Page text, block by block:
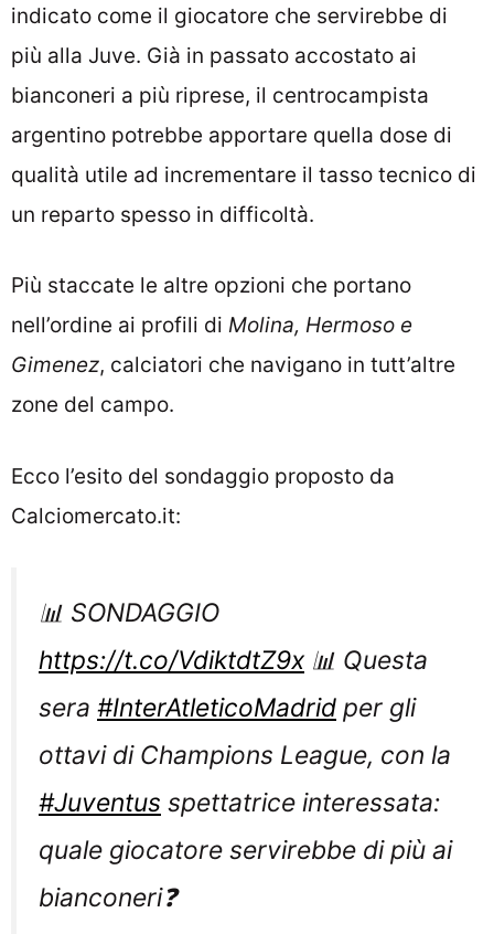
indicato come il giocatore che servirebbe di
più alla Juve. Già in passato accostato ai
bianconeri a più riprese, il centrocampista
argentino potrebbe apportare quella dose di
qualità utile ad incrementare il tasso tecnico di
un reparto spesso in difficoltà.
Più staccate le altre opzioni che portano
nell’ordine ai profili di Molina, Hermoso e
Gimenez, calciatori che navigano in tutt’altre
zone del campo.
Ecco l’esito del sondaggio proposto da
Calciomercato.it:
📊 SONDAGGIO
https://t.co/VdiktdtZ9x 📊 Questa
sera #InterAtleticoMadrid per gli
ottavi di Champions League, con la
#Juventus spettatrice interessata:
quale giocatore servirebbe di più ai
bianconeri❓